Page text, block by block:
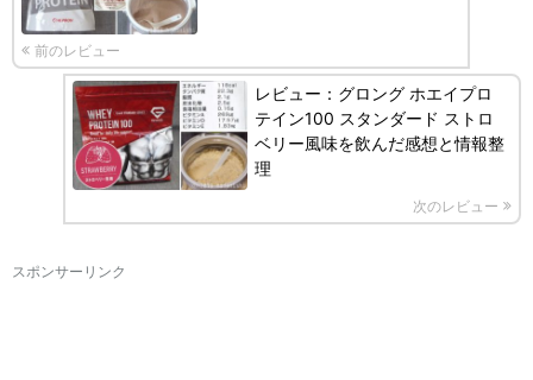
前のレビュー
レビュー：グロング ホエイプロ
テイン100 スタンダード ストロ
ベリー風味を飲んだ感想と情報整
理
次のレビュー
スポンサーリンク